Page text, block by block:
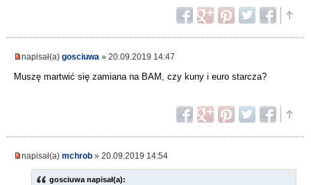
napisał(a) gosciuwa » 20.09.2019 14:47
Muszę martwić się zamiana na BAM, czy kuny i euro starcza?
napisał(a) mchrob » 20.09.2019 14:54
gosciuwa napisał(a):